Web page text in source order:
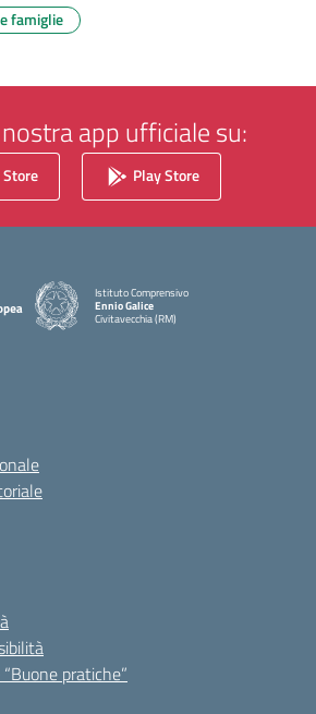
famiglie
app ufficiale su:
Play Store
Istituto Comprensivo
Ennio Galice
Civitavecchia (RM)
pratiche”